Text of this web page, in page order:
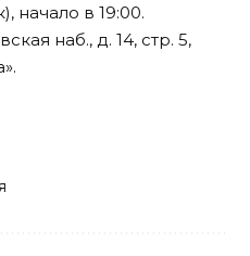
начало в 19:00.
наб., д. 14, стр. 5,